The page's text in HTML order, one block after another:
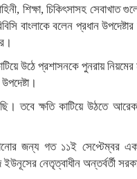
শিক্ষা, চিকিৎসাসহ সেবাখাত
বাংলাকে বলেন প্রধান
উঠে প্রশাসনকে পুনরায় নিয়মের
তবে ক্ষতি কাটিয়ে উঠতে
জন্য গত ১১ই সেপ্টেম্বর
নেতৃত্বাধীন অন্তর্বর্তী